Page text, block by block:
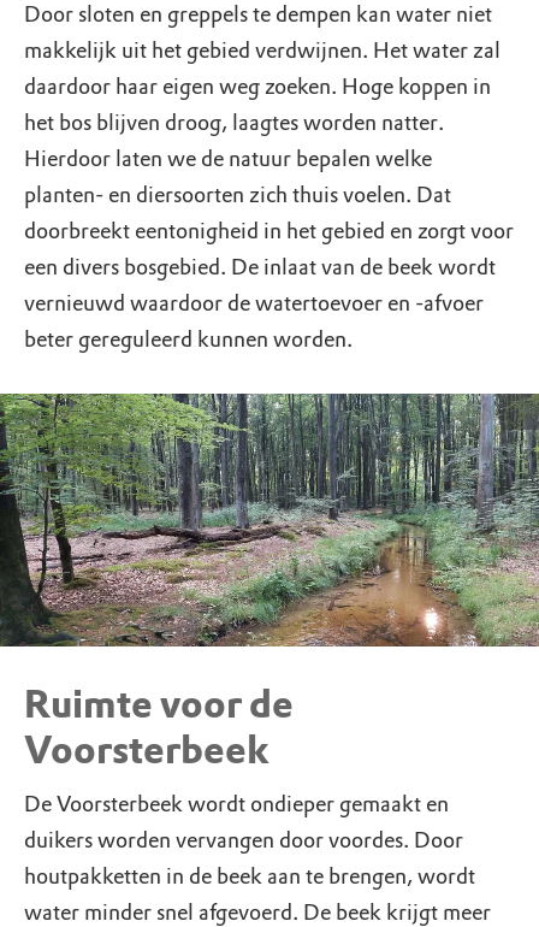
Door sloten en greppels te dempen kan water niet
makkelijk uit het gebied verdwijnen. Het water zal
daardoor haar eigen weg zoeken. Hoge koppen in
het bos blijven droog, laagtes worden natter.
Hierdoor laten we de natuur bepalen welke
planten- en diersoorten zich thuis voelen. Dat
doorbreekt eentonigheid in het gebied en zorgt voor
een divers bosgebied. De inlaat van de beek wordt
vernieuwd waardoor de watertoevoer en -afvoer
beter gereguleerd kunnen worden.
Ruimte voor de
Voorsterbeek
De Voorsterbeek wordt ondieper gemaakt en
duikers worden vervangen door voordes. Door
houtpakketten in de beek aan te brengen, wordt
water minder snel afgevoerd. De beek krijgt meer